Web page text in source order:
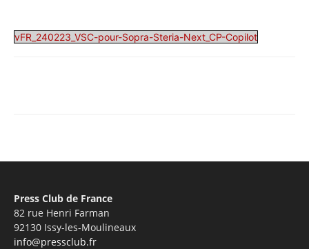
vFR_240223_VSC-pour-Sopra-Steria-Next_CP-Copilot
Press Club de France
82 rue Henri Farman
92130 Issy-les-Moulineaux
info@pressclub.fr